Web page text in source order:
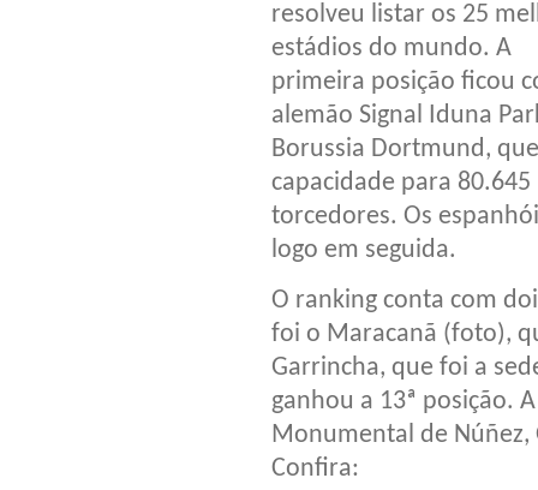
resolveu listar os 25
estádios do mundo. A
primeira posição ficou
alemão Signal Iduna
Borussia Dortmund,
capacidade para 80.645
torcedores. Os
logo em seguida.
O ranking conta com
foi o Maracanã (foto),
Garrincha, que foi a
ganhou a 13ª posição.
Monumental de Núñez,
Confira: